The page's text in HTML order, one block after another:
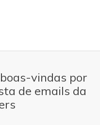
vindas por
de emails da